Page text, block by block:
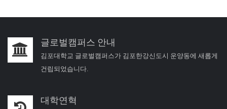
글로벌캠퍼스 안내
김포대학교 글로벌캠퍼스가 김포한강신도시 운양동에 새롭게
건립되었습니다.
대학연혁